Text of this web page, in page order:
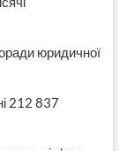
юридичної
212 837